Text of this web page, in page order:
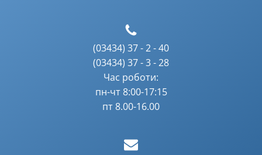
(03434) 37 - 2 - 40
(03434) 37 - 3 - 28
Час роботи:
пн-чт 8:00-17:15
пт 8.00-16.00